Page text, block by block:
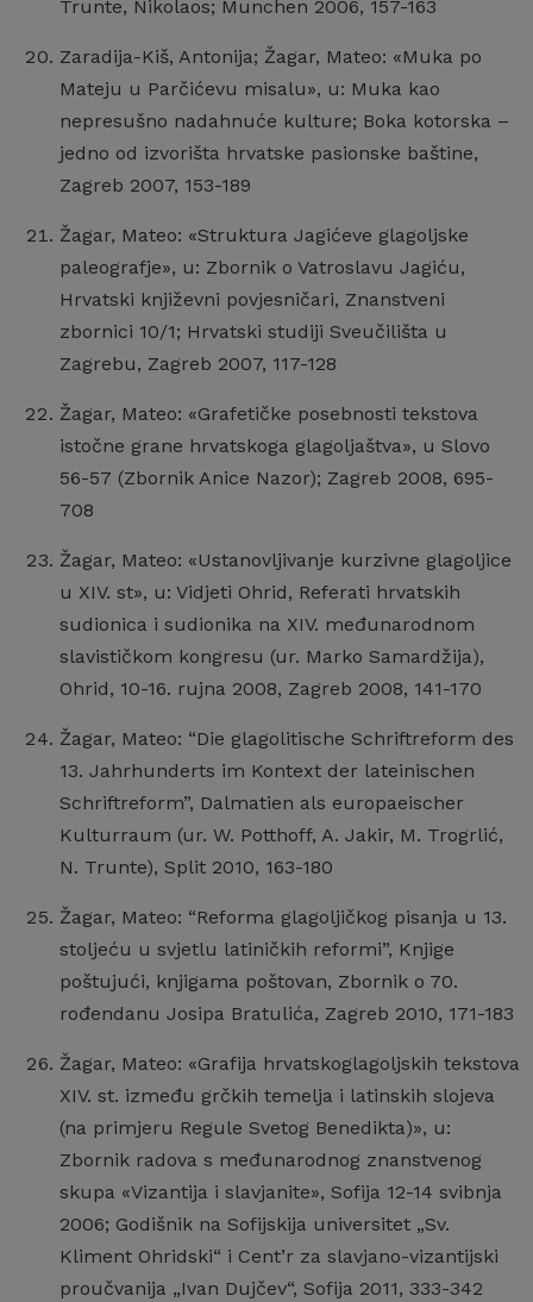
Trunte, Nikolaos; Munchen 2006, 157-163
Zaradija-Kiš, Antonija; Žagar, Mateo: «Muka po
Mateju u Parčićevu misalu», u: Muka kao
nepresušno nadahnuće kulture; Boka kotorska –
jedno od izvorišta hrvatske pasionske baštine,
Zagreb 2007, 153-189
Žagar, Mateo: «Struktura Jagićeve glagoljske
paleografje», u: Zbornik o Vatroslavu Jagiću,
Hrvatski književni povjesničari, Znanstveni
zbornici 10/1; Hrvatski studiji Sveučilišta u
Zagrebu, Zagreb 2007, 117-128
Žagar, Mateo: «Grafetičke posebnosti tekstova
istočne grane hrvatskoga glagoljaštva», u Slovo
56-57 (Zbornik Anice Nazor); Zagreb 2008, 695-
708
Žagar, Mateo: «Ustanovljivanje kurzivne glagoljice
u XIV. st», u: Vidjeti Ohrid, Referati hrvatskih
sudionica i sudionika na XIV. međunarodnom
slavističkom kongresu (ur. Marko Samardžija),
Ohrid, 10-16. rujna 2008, Zagreb 2008, 141-170
Žagar, Mateo: “Die glagolitische Schriftreform des
13. Jahrhunderts im Kontext der lateinischen
Schriftreform”, Dalmatien als europaeischer
Kulturraum (ur. W. Potthoff, A. Jakir, M. Trogrlić,
N. Trunte), Split 2010, 163-180
Žagar, Mateo: “Reforma glagoljičkog pisanja u 13.
stoljeću u svjetlu latiničkih reformi”, Knjige
poštujući, knjigama poštovan, Zbornik o 70.
rođendanu Josipa Bratulića, Zagreb 2010, 171-183
Žagar, Mateo: «Grafija hrvatskoglagoljskih tekstova
XIV. st. između grčkih temelja i latinskih slojeva
(na primjeru Regule Svetog Benedikta)», u:
Zbornik radova s međunarodnog znanstvenog
skupa «Vizantija i slavjanite», Sofija 12-14 svibnja
2006; Godišnik na Sofijskija universitet „Sv.
Kliment Ohridski“ i Cent’r za slavjano-vizantijski
proučvanija „Ivan Dujčev“, Sofija 2011, 333-342